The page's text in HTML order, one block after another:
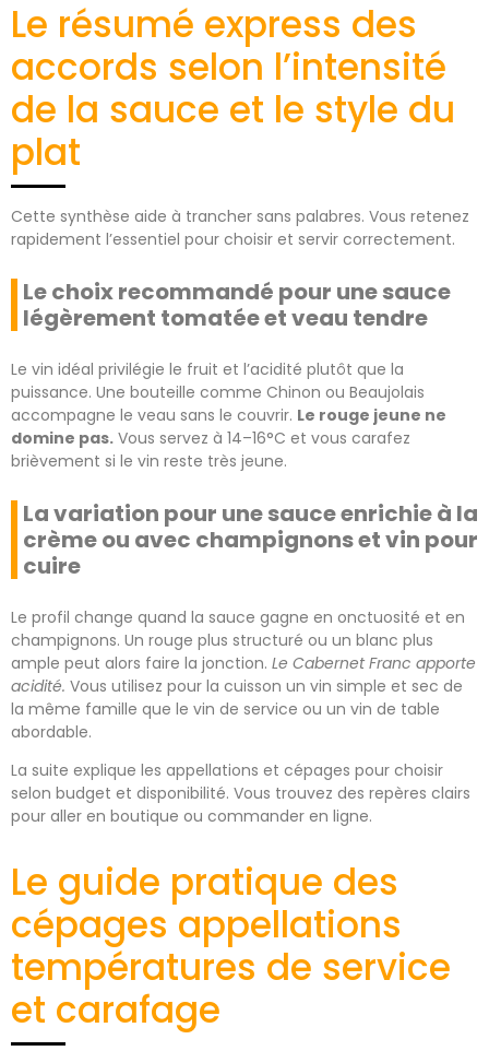
Le résumé express des
accords selon l’intensité
de la sauce et le style du
plat
Cette synthèse aide à trancher sans palabres. Vous retenez
rapidement l’essentiel pour choisir et servir correctement.
Le choix recommandé pour une sauce
légèrement tomatée et veau tendre
Le vin idéal privilégie le fruit et l’acidité plutôt que la
puissance. Une bouteille comme Chinon ou Beaujolais
accompagne le veau sans le couvrir. Le rouge jeune ne
domine pas. Vous servez à 14–16°C et vous carafez
brièvement si le vin reste très jeune.
La variation pour une sauce enrichie à la
crème ou avec champignons et vin pour
cuire
Le profil change quand la sauce gagne en onctuosité et en
champignons. Un rouge plus structuré ou un blanc plus
ample peut alors faire la jonction. Le Cabernet Franc apporte
acidité. Vous utilisez pour la cuisson un vin simple et sec de
la même famille que le vin de service ou un vin de table
abordable.
La suite explique les appellations et cépages pour choisir
selon budget et disponibilité. Vous trouvez des repères clairs
pour aller en boutique ou commander en ligne.
Le guide pratique des
cépages appellations
températures de service
et carafage